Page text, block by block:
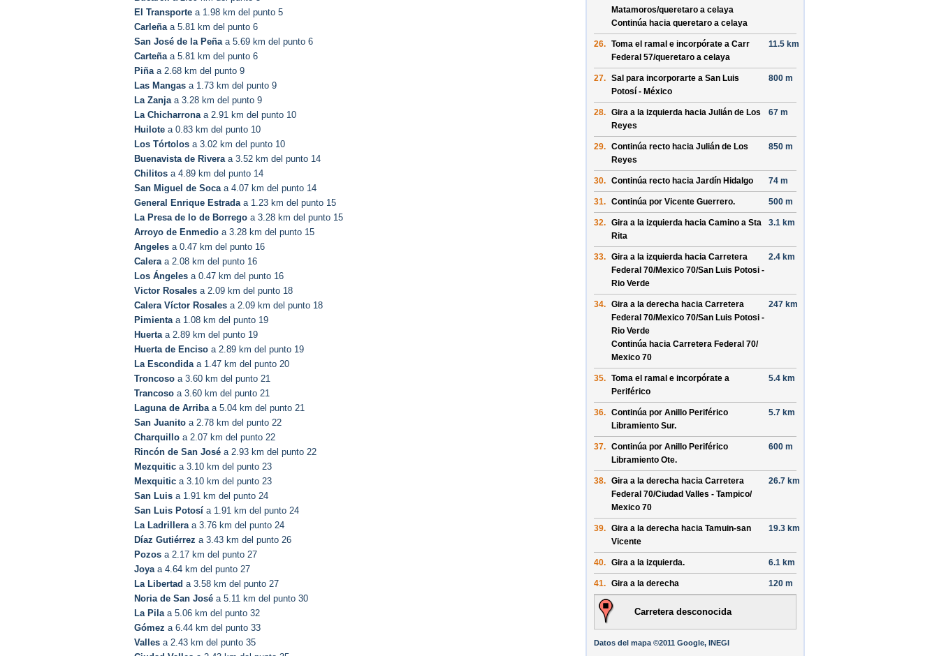
El Transporte a 1.98 km del punto 5
Carleñaa 5.81 km del punto 6
San José de la Peñaa 5.69 km del punto 6
Carteñaa 5.81 km del punto 6
Piñaa 2.68 km del punto 9
Las Mangas a 1.73 km del punto 9
La Zanjaa 3.28 km del punto 9
La Chicharronaa 2.91 km del punto 10
Huilote a 0.83 km del punto 10
Los Tórtolos a 3.02 km del punto 10
Buenavista de Riveraa 3.52 km del punto 14
Chilitos a 4.89 km del punto 14
San Miguel de Socaa 4.07 km del punto 14
General Enrique Estradaa 1.23 km del punto 15
La Presa de lo de Borrego a 3.28 km del punto 15
Arroyo de Enmedio a 3.28 km del punto 15
Angeles a 0.47 km del punto 16
Caleraa 2.08 km del punto 16
Los Ángeles a 0.47 km del punto 16
Victor Rosales a 2.09 km del punto 18
Calera Víctor Rosales a 2.09 km del punto 18
Pimientaa 1.08 km del punto 19
Huertaa 2.89 km del punto 19
Huerta de Enciso a 2.89 km del punto 19
La Escondidaa 1.47 km del punto 20
Troncoso a 3.60 km del punto 21
Trancoso a 3.60 km del punto 21
Laguna de Arribaa 5.04 km del punto 21
San Juanito a 2.78 km del punto 22
Charquillo a 2.07 km del punto 22
Rincón de San José a 2.93 km del punto 22
Mezquitic a 3.10 km del punto 23
Mexquitic a 3.10 km del punto 23
San Luis a 1.91 km del punto 24
San Luis Potosí a 1.91 km del punto 24
La Ladrilleraa 3.76 km del punto 24
Díaz Gutiérrez a 3.43 km del punto 26
Pozos a 2.17 km del punto 27
Joyaa 4.64 km del punto 27
La Libertad a 3.58 km del punto 27
Noria de San José a 5.11 km del punto 30
La Pilaa 5.06 km del punto 32
Gómez a 6.44 km del punto 33
Valles a 2.43 km del punto 35
Matamoros/queretaro a celaya
Continúa hacia queretaro a celaya
26. Toma el ramal e incorpórate a Carr
Federal 57/queretaro a celaya
11.5 km
27. Sal para incorporarte a San Luis
Potosí - México
800 m
28. Gira a la izquierda hacia Julián de Los
Reyes
67 m
29. Continúa recto hacia Julián de Los
Reyes
850 m
30. Continúa recto hacia Jardín Hidalgo 74 m
31. Continúa por Vicente Guerrero. 500 m
32. Gira a la izquierda hacia Camino a Sta
Rita
3.1 km
33. Gira a la izquierda hacia Carretera
Federal 70/Mexico 70/San Luis Potosi -
Rio Verde
2.4 km
34. Gira a la derecha hacia Carretera
Federal 70/Mexico 70/San Luis Potosi -
Rio Verde
Continúa hacia Carretera Federal 70/
Mexico 70
247 km
35. Toma el ramal e incorpórate a
Periférico
5.4 km
36. Continúa por Anillo Periférico
Libramiento Sur.
5.7 km
37. Continúa por Anillo Periférico
Libramiento Ote.
600 m
38. Gira a la derecha hacia Carretera
Federal 70/Ciudad Valles - Tampico/
Mexico 70
26.7 km
39. Gira a la derecha hacia Tamuin-san
Vicente
19.3 km
40. Gira a la izquierda. 6.1 km
41. Gira a la derecha 120 m
Carretera desconocida
Datos del mapa ©2011 Google, INEGI